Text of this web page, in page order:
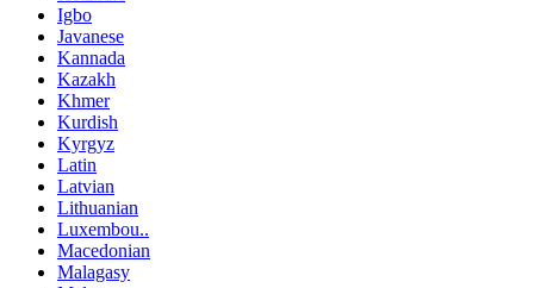
Igbo
Javanese
Kannada
Kazakh
Khmer
Kurdish
Kyrgyz
Latin
Latvian
Lithuanian
Luxembou..
Macedonian
Malagasy